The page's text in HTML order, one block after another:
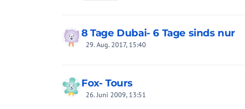
8 Tage Dubai- 6 Tage sinds nur
29. Aug. 2017, 15:40
Fox- Tours
26. Juni 2009, 13:51